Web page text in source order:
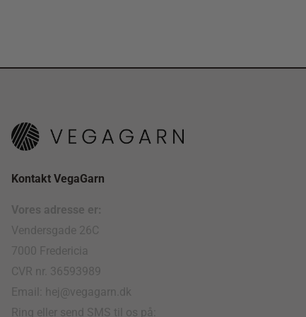
Kontakt VegaGarn
Vores adresse er:
Vendersgade 26C
7000 Fredericia
CVR nr. 36593989
Email: hej@vegagarn.dk
Ring eller send SMS til os på: